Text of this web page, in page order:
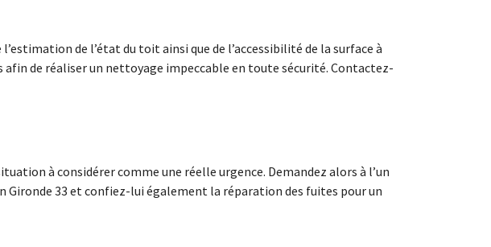
de l’état du toit ainsi que de l’accessibilité de la surface à
afin de réaliser un nettoyage impeccable en toute sécurité. Contactez-
à considérer comme une réelle urgence. Demandez alors à l’un
Gironde 33 et confiez-lui également la réparation des fuites pour un